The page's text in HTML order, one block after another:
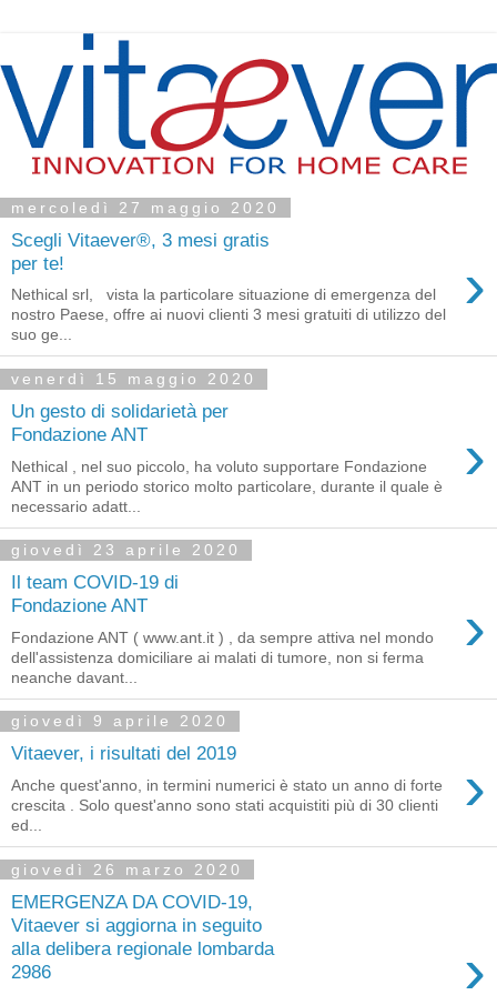
mercoledì 27 maggio 2020
Scegli Vitaever®, 3 mesi gratis
per te!
›
Nethical srl, vista la particolare situazione di emergenza del
nostro Paese, offre ai nuovi clienti 3 mesi gratuiti di utilizzo del
suo ge...
venerdì 15 maggio 2020
Un gesto di solidarietà per
Fondazione ANT
›
Nethical , nel suo piccolo, ha voluto supportare Fondazione
ANT in un periodo storico molto particolare, durante il quale è
necessario adatt...
giovedì 23 aprile 2020
Il team COVID-19 di
Fondazione ANT
›
Fondazione ANT ( www.ant.it ) , da sempre attiva nel mondo
dell'assistenza domiciliare ai malati di tumore, non si ferma
neanche davant...
giovedì 9 aprile 2020
Vitaever, i risultati del 2019 ›
Anche quest'anno, in termini numerici è stato un anno di forte
crescita . Solo quest'anno sono stati acquistiti più di 30 clienti
ed...
giovedì 26 marzo 2020
EMERGENZA DA COVID-19,
Vitaever si aggiorna in seguito
alla delibera regionale lombarda
2986
›